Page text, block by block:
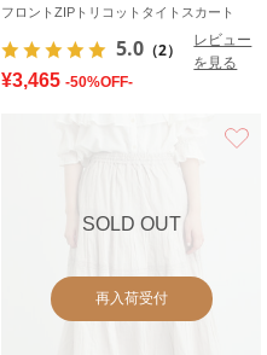
フロントZIPトリコットタイトスカート
5.0 （2）
レビュー
を見る
¥3,465 -50%OFF-
SOLD OUT
再入荷受付